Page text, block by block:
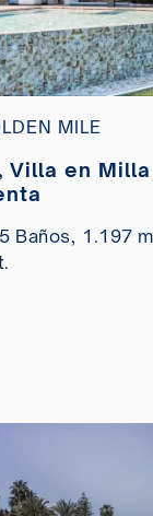
MILE
Villa en
5 Baños, 1.197